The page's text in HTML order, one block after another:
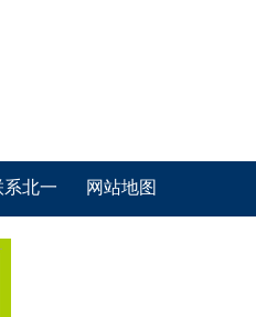
系北一 网站地图